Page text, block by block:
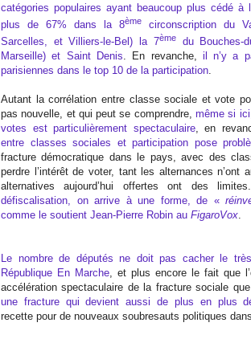
catégories populaires ayant beaucoup plus cédé à
plus de 67% dans la 8ème
circonscription du
Sarcelles, et Villiers-le-Bel) la 7èmedu Bouches-
Marseille) et Saint Denis. En revanche, il n’y a
parisiennes dans le top 10 de la participation.
Autant la corrélation entre classe sociale et vote
pas nouvelle, et qui peut se comprendre, même si
votes est particulièrement spectaculaire, en
entre classes sociales et participation pose
fracture démocratique dans le pays, avec des
perdre l’intérêt de voter, tant les alternances
alternatives aujourd’hui offertes ont des
défiscalisation, on arrive à une forme, de «
comme le soutient Jean-Pierre Robin au FigaroVox.
Le nombre de députés ne doit pas cacher le
République En Marche, et plus encore le fait que
accélération spectaculaire de la fracture sociale
une fracture qui devient aussi de plus en plus
recette pour de nouveaux soubresauts politiques